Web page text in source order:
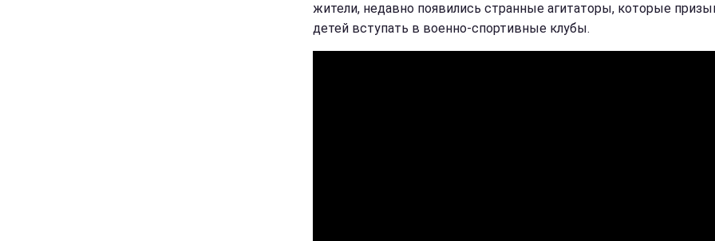
жители, недавно появились странные агитаторы, которые
детей вступать в военно-спортивные клубы.